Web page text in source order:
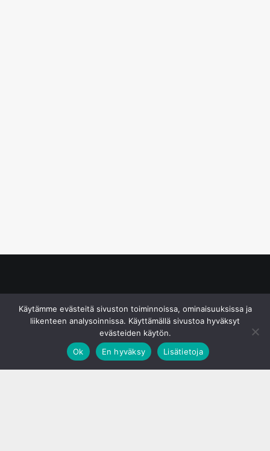
Käytämme evästeitä sivuston toiminnoissa, ominaisuuksissa ja
liikenteen analysoinnissa. Käyttämällä sivustoa hyväksyt
evästeiden käytön.
Ok
En hyväksy Lisätietoja